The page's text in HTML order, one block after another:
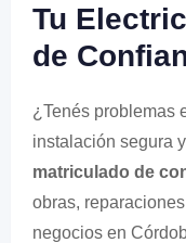
Tu
de
¿Tenés problemas
instalación segura
matriculado de
obras,
negocios en